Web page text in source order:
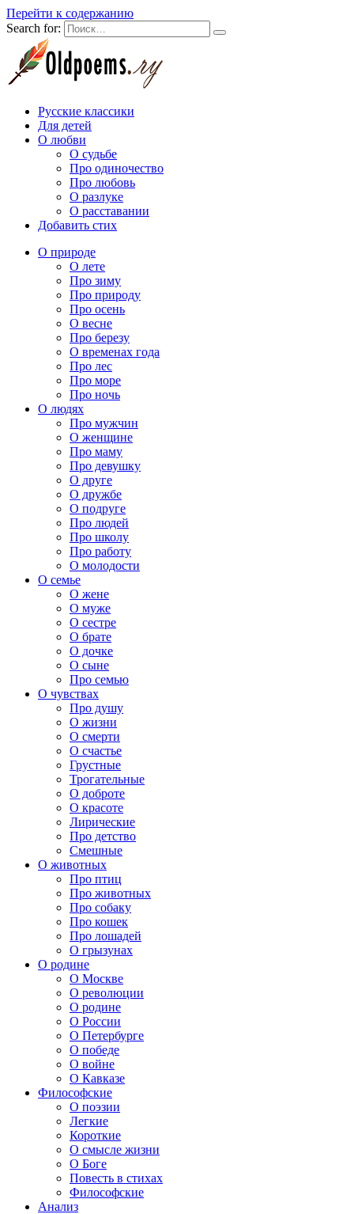
Перейти к содержанию
Search for:
Русские классики
Для детей
О любви
О судьбе
Про одиночество
Про любовь
О разлуке
О расставании
Добавить стих
О природе
О лете
Про зиму
Про природу
Про осень
О весне
Про березу
О временах года
Про лес
Про море
Про ночь
О людях
Про мужчин
О женщине
Про маму
Про девушку
О друге
О дружбе
О подруге
Про людей
Про школу
Про работу
О молодости
О семье
О жене
О муже
О сестре
О брате
О дочке
О сыне
Про семью
О чувствах
Про душу
О жизни
О смерти
О счастье
Грустные
Трогательные
О доброте
О красоте
Лирические
Про детство
Смешные
О животных
Про птиц
Про животных
Про собаку
Про кошек
Про лошадей
О грызунах
О родине
О Москве
О революции
О родине
О России
О Петербурге
О победе
О войне
О Кавказе
Философские
О поэзии
Легкие
Короткие
О смысле жизни
О Боге
Повесть в стихах
Философские
Анализ